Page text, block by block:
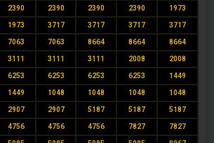
2390 2390 2390 2390 1973
1973 3717 3717 3717 3717
7063 7063 8664 8664 8664
3111 3111 3111 2008 2008
6253 6253 6253 6253 1449
1449 1048 1048 1048 1048
2907 2907 5187 5187 5187
4756 4756 4756 7827 7827